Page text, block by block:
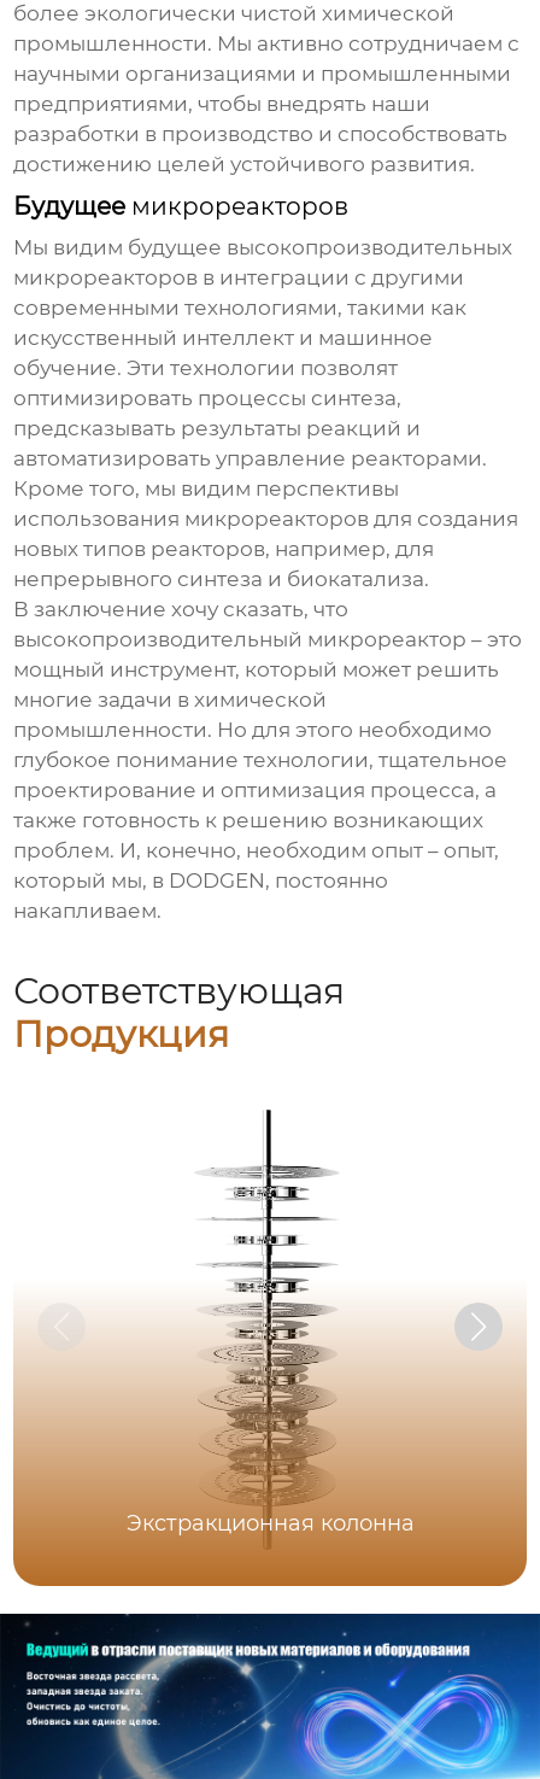
более экологически чистой химической
промышленности. Мы активно сотрудничаем с
научными организациями и промышленными
предприятиями, чтобы внедрять наши
разработки в производство и способствовать
достижению целей устойчивого развития.
Будущее микрореакторов
Мы видим будущее высокопроизводительных
микрореакторов в интеграции с другими
современными технологиями, такими как
искусственный интеллект и машинное
обучение. Эти технологии позволят
оптимизировать процессы синтеза,
предсказывать результаты реакций и
автоматизировать управление реакторами.
Кроме того, мы видим перспективы
использования микрореакторов для создания
новых типов реакторов, например, для
непрерывного синтеза и биокатализа.
В заключение хочу сказать, что
высокопроизводительный микрореактор – это
мощный инструмент, который может решить
многие задачи в химической
промышленности. Но для этого необходимо
глубокое понимание технологии, тщательное
проектирование и оптимизация процесса, а
также готовность к решению возникающих
проблем. И, конечно, необходим опыт – опыт,
который мы, в DODGEN, постоянно
накапливаем.
Соответствующая
Продукция
Экстракционная колонна